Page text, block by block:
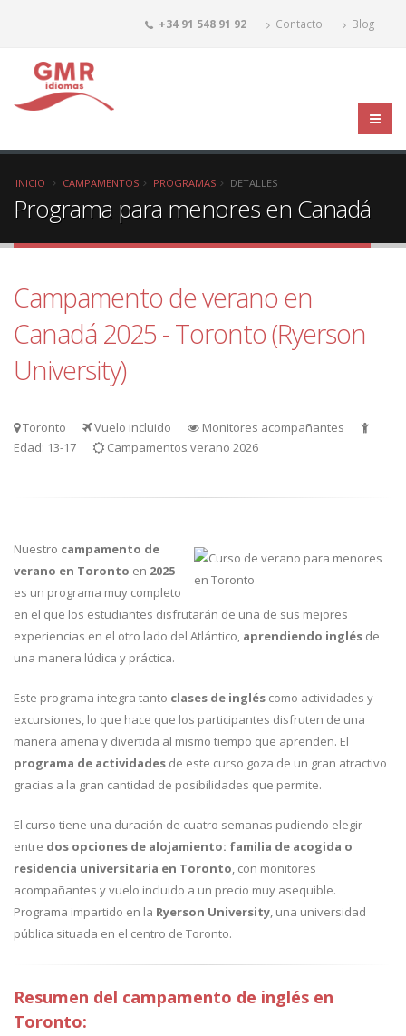
+34 91 548 91 92 Contacto Blog
INICIO CAMPAMENTOS PROGRAMAS DETALLES
Programa para menores en Canadá
Campamento de verano en
Canadá 2025 - Toronto (Ryerson
University)
Toronto Vuelo incluido
Monitores acompañantes
Edad: 13-17
Campamentos verano 2026
Nuestro campamento de
verano en Toronto en 2025
es un programa muy completo
en el que los estudiantes disfrutarán de una de sus mejores
experiencias en el otro lado del Atlántico, aprendiendo inglés de
una manera lúdica y práctica.
Este programa integra tanto clases de inglés como actividades y
excursiones, lo que hace que los participantes disfruten de una
manera amena y divertida al mismo tiempo que aprenden. El
programa de actividades de este curso goza de un gran atractivo
gracias a la gran cantidad de posibilidades que permite.
El curso tiene una duración de cuatro semanas pudiendo elegir
entre dos opciones de alojamiento: familia de acogida o
residencia universitaria en Toronto, con monitores
acompañantes y vuelo incluido a un precio muy asequible.
Programa impartido en la Ryerson University, una universidad
pública situada en el centro de Toronto.
Resumen del campamento de inglés en
Toronto: